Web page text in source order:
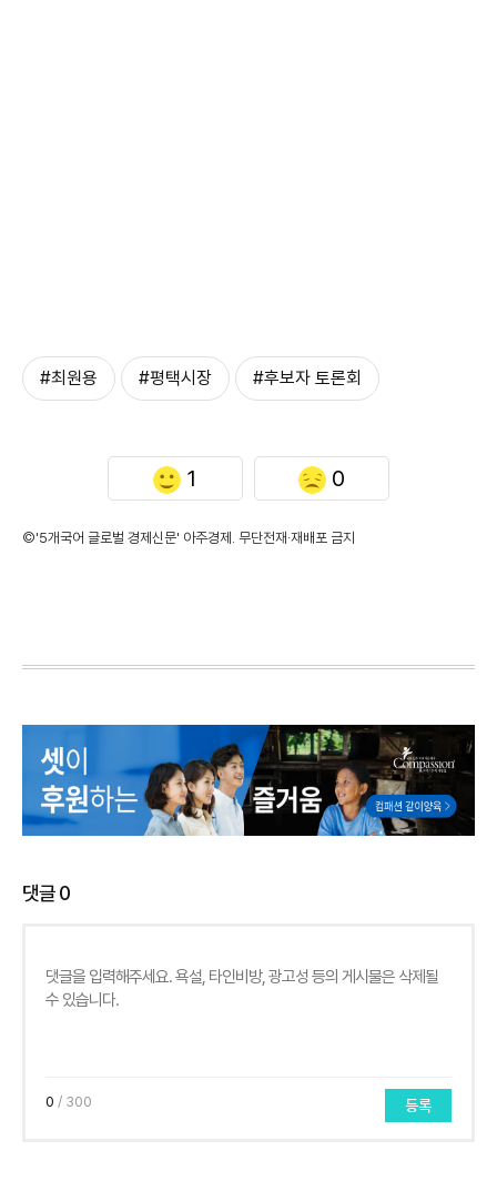
#최원용 #평택시장 #후보자 토론회
1 0
©'5개국어 글로벌 경제신문' 아주경제. 무단전재·재배포 금지
댓글0
0 / 300 등록